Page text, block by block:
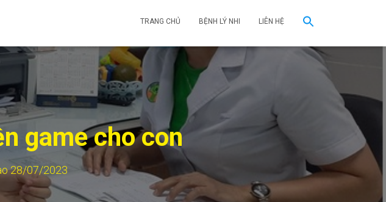
TRANG CHỦ BỆNH LÝ NHI LIÊN HỆ
game cho con
28/07/2023